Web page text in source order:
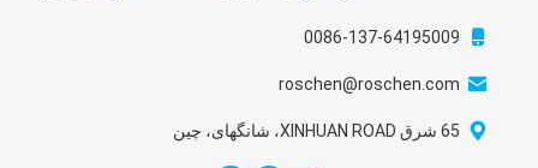
0086-137-64195009
roschen@roschen.com
65 شرق XINHUAN ROAD، شانگهای، چین